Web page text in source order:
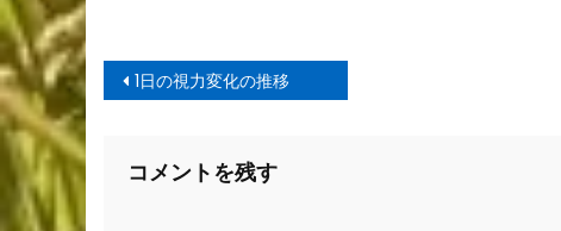
投
稿
ビ
1日の視力変化の推移
コメントを残す